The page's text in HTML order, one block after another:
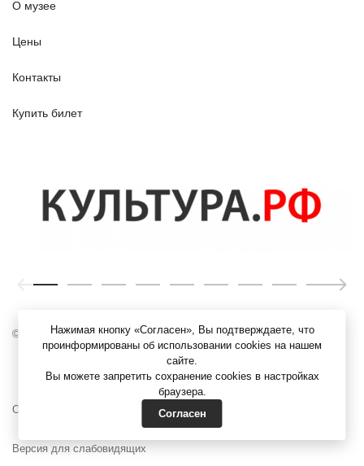
О музее
Цены
Контакты
Купить билет
© ЯХМ, 1919 – 2026 г.
Официальные документы
Версия для слабовидящих
Нажимая кнопку «Согласен», Вы подтверждаете, что
проинформированы об использовании cookies на нашем
сайте.
Вы можете запретить сохранение cookies в настройках
браузера.
Согласен